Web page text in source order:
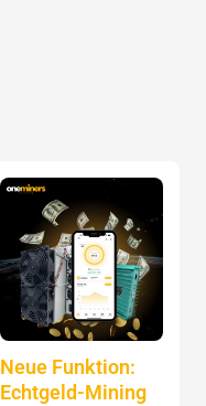
Neue Funktion:
Echtgeld-Mining